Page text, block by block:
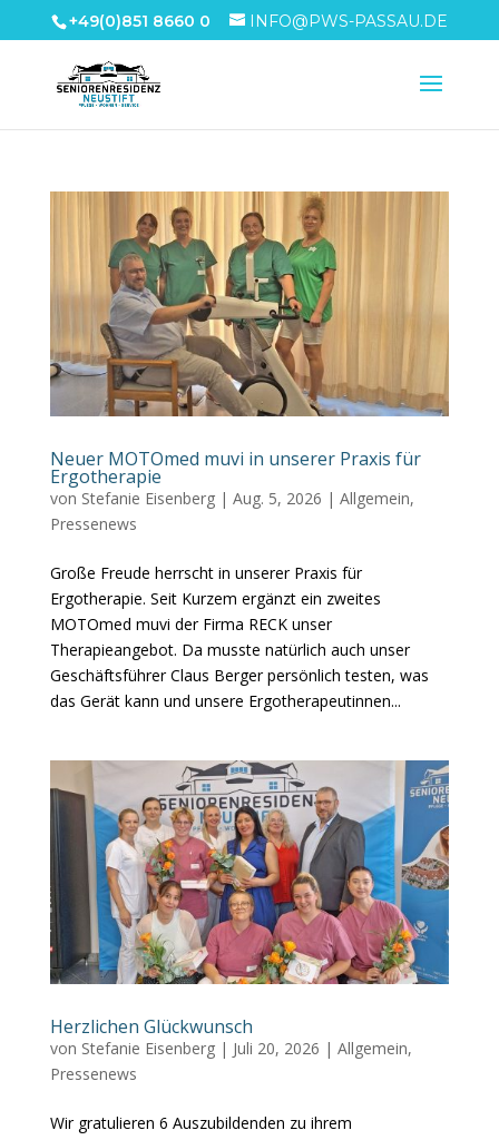
+49(0)851 8660 0 INFO@PWS-PASSAU.DE
Neuer MOTOmed muvi in unserer Praxis für
Ergotherapie
von Stefanie Eisenberg| Aug. 5, 2026 | Allgemein,
Pressenews
Große Freude herrscht in unserer Praxis für
Ergotherapie. Seit Kurzem ergänzt ein zweites
MOTOmed muvi der Firma RECK unser
Therapieangebot. Da musste natürlich auch unser
Geschäftsführer Claus Berger persönlich testen, was
das Gerät kann und unsere Ergotherapeutinnen...
Herzlichen Glückwunsch
von Stefanie Eisenberg| Juli 20, 2026 | Allgemein,
Pressenews
Wir gratulieren 6 Auszubildenden zu ihrem